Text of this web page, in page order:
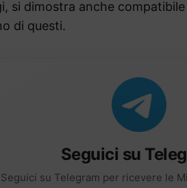
si dimostra anche
di questi.
Seguici su
Seguici su Telegram per ricevere le